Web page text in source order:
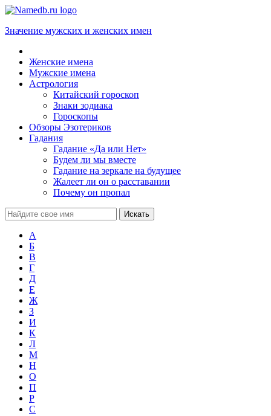
Значение мужских и женских имен
Женские имена
Мужские имена
Астрология
Китайский гороскоп
Знаки зодиака
Гороскопы
Обзоры Эзотериков
Гадания
Гадание «Да или Нет»
Будем ли мы вместе
Гадание на зеркале на будущее
Жалеет ли он о расставании
Почему он пропал
А
Б
В
Г
Д
Е
Ж
З
И
К
Л
М
Н
О
П
Р
С